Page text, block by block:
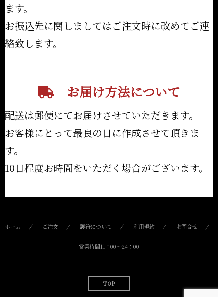
ます。
お振込先に関しましてはご注文時に改めてご連
絡致します。
お届け方法について
配送は郵便にてお届けさせていただきます。
お客様にとって最良の日に作成させて頂きま
す。
10日程度お時間をいただく場合がございます。
ホーム ご注文 護符について 利用規約 お問合せ
営業時間11：00〜24：00
TOP